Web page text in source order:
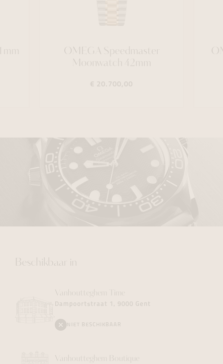
OMEGA Speedmaster
Moonwatch 42mm
€ 20.700,00
Beschikbaar in
Vanhoutteghem Time
Dampoortstraat 1, 9000 Gent
NIET BESCHIKBAAR
Vanhoutteghem Boutique